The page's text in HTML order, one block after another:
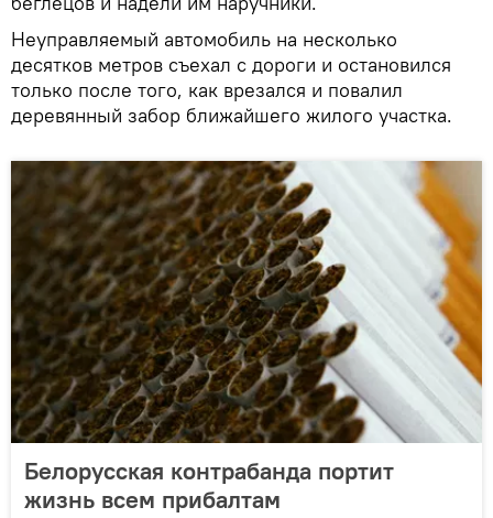
Неуправляемый автомобиль на несколько
десятков метров съехал с дороги и остановился
только после того, как врезался и повалил
деревянный забор ближайшего жилого участка.
Белорусская контрабанда портит
жизнь всем прибалтам